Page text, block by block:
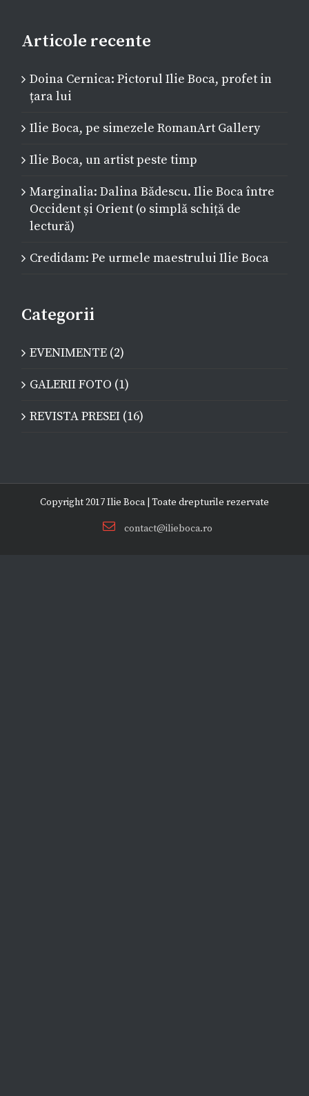
Articole recente
Doina Cernica: Pictorul Ilie Boca, profet in
țara lui
Ilie Boca, pe simezele RomanArt Gallery
Ilie Boca, un artist peste timp
Marginalia: Dalina Bădescu. Ilie Boca între
Occident și Orient (o simplă schiță de
lectură)
Credidam: Pe urmele maestrului Ilie Boca
Categorii
EVENIMENTE (2)
GALERII FOTO (1)
REVISTA PRESEI (16)
Copyright 2017 Ilie Boca | Toate drepturile rezervate
Email
contact@ilieboca.ro